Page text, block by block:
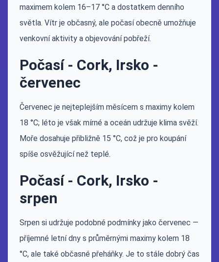
maximem kolem 16–17 °C a dostatkem denního
světla. Vítr je občasný, ale počasí obecně umožňuje
venkovní aktivity a objevování pobřeží.
Počasí - Cork, Irsko -
červenec
Červenec je nejteplejším měsícem s maximy kolem
18 °C; léto je však mírné a oceán udržuje klima svěží.
Moře dosahuje přibližně 15 °C, což je pro koupání
spíše osvěžující než teplé.
Počasí - Cork, Irsko -
srpen
Srpen si udržuje podobné podmínky jako červenec —
příjemné letní dny s průměrnými maximy kolem 18
°C, ale také občasné přeháňky. Je to stále dobrý čas